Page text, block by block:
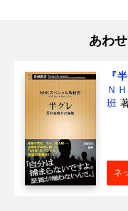
あわ
『
Ｎ
班
ネ